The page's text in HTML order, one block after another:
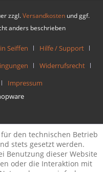
zzgl.Versandkosten und ggf.
anders beschrieben
Seiffen
Hilfe / Support
Widerrufsrecht
Impressum
den technischen Betrieb
stets gesetzt werden.
Benutzung dieser Website
oder die Interaktion mit